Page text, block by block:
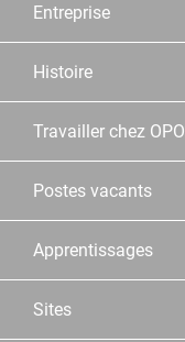
Entreprise
Histoire
Travailler chez OPO
Postes vacants
Apprentissages
Sites